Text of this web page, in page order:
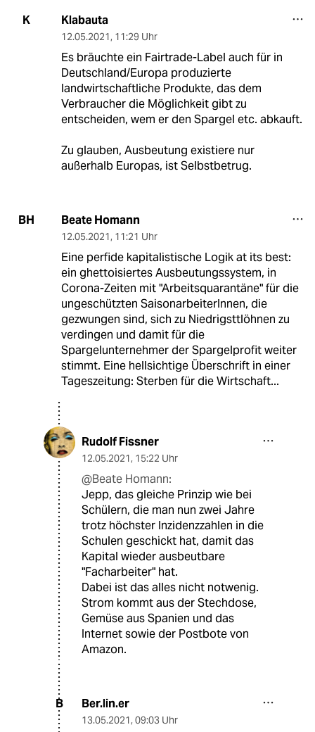
K Klabauta
12.05.2021, 11:29 Uhr
Es bräuchte ein Fairtrade-Label auch für in
Deutschland/Europa produzierte
landwirtschaftliche Produkte, das dem
Verbraucher die Möglichkeit gibt zu
entscheiden, wem er den Spargel etc. abkauft.
Zu glauben, Ausbeutung existiere nur
außerhalb Europas, ist Selbstbetrug.
BH Beate Homann
12.05.2021, 11:21 Uhr
Eine perfide kapitalistische Logik at its best:
ein ghettoisiertes Ausbeutungssystem, in
Corona-Zeiten mit "Arbeitsquarantäne" für die
ungeschützten SaisonarbeiterInnen, die
gezwungen sind, sich zu Niedrigsttlöhnen zu
verdingen und damit für die
Spargelunternehmer der Spargelprofit weiter
stimmt. Eine hellsichtige Überschrift in einer
Tageszeitung: Sterben für die Wirtschaft...
Rudolf Fissner
12.05.2021, 15:22 Uhr
@Beate Homann:
Jepp, das gleiche Prinzip wie bei
Schülern, die man nun zwei Jahre
trotz höchster Inzidenzzahlen in die
Schulen geschickt hat, damit das
Kapital wieder ausbeutbare
"Facharbeiter" hat.
Dabei ist das alles nicht notwenig.
Strom kommt aus der Stechdose,
Gemüse aus Spanien und das
Internet sowie der Postbote von
Amazon.
B Ber.lin.er
13.05.2021, 09:03 Uhr